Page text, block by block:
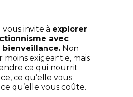
vous invite à explorer
avec
Non
exigeant·e, mais
ce qui nourrit
ce qu’elle vous
qu’elle vous coûte.